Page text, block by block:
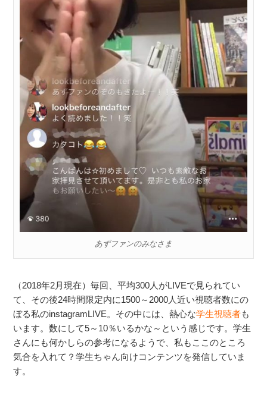
あずファンのみなさま
（2018年2月現在）毎回、平均300人がLIVEで見られてい
て、その後24時間限定内に1500～2000人近い視聴者数にの
ぼる私のinstagramLIVE。その中には、熱心な学生視聴者も
います。数にして5～10％いるかな～という感じです。学生
さんにも何かしらの参考になるようで、私もここのところ
気合を入れて？学生ちゃん向けコンテンツを発信していま
す。